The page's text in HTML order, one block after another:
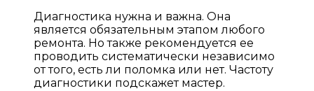
Диагностика нужна и важна. Она
является обязательным этапом любого
ремонта. Но также рекомендуется ее
проводить систематически независимо
от того, есть ли поломка или нет. Частоту
диагностики подскажет мастер.